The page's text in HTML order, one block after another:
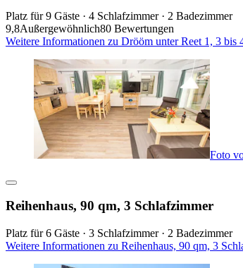
Platz für 9 Gäste · 4 Schlafzimmer · 2 Badezimmer
9,8Außergewöhnlich80 Bewertungen
Weitere Informationen zu Drööm unter Reet 1, 3
Foto
Reihenhaus, 90 qm, 3 Schlafzimmer
Platz für 6 Gäste · 3 Schlafzimmer · 2 Badezimmer
Weitere Informationen zu Reihenhaus, 90 qm, 3